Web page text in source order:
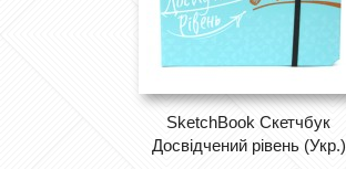
SketchBook Скетчбук
Досвідчений рівень (Укр.)